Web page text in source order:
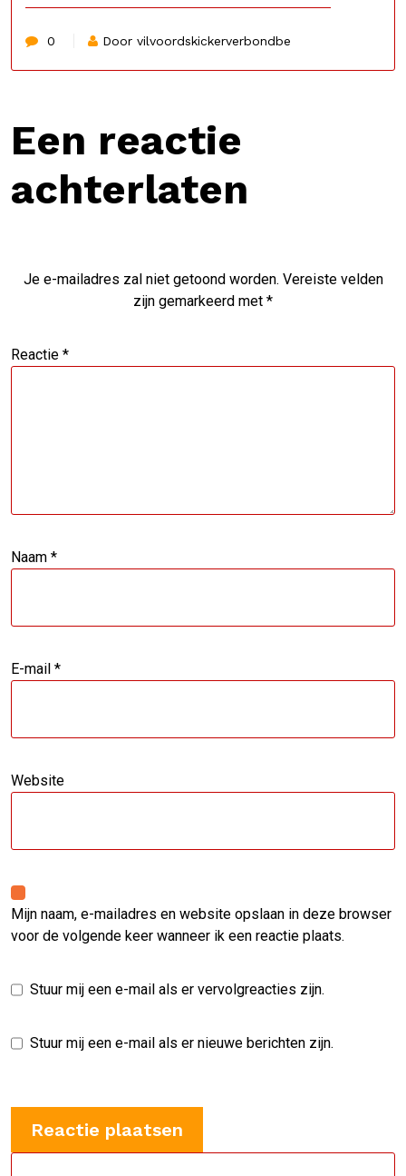
0 Door vilvoordskickerverbondbe
Een reactie
achterlaten
Je e-mailadres zal niet getoond worden. Vereiste velden
zijn gemarkeerd met *
Reactie *
Naam *
E-mail *
Website
Mijn naam, e-mailadres en website opslaan in deze browser
voor de volgende keer wanneer ik een reactie plaats.
Stuur mij een e-mail als er vervolgreacties zijn.
Stuur mij een e-mail als er nieuwe berichten zijn.